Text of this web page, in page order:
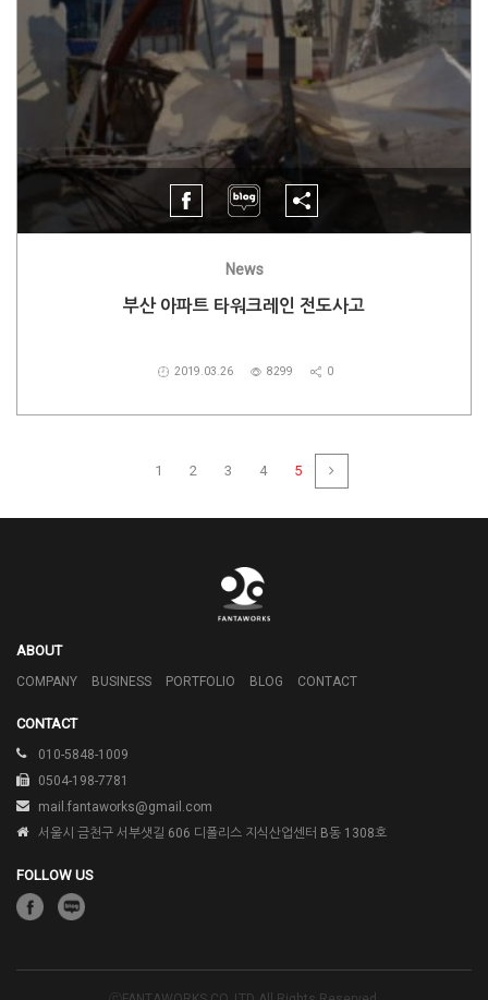
News
부산 아파트 타워크레인 전도사고
2019.03.26 8299 0
1 2 3 4 5
ABOUT
COMPANY BUSINESS PORTFOLIO BLOG CONTACT
CONTACT
010-5848-1009
0504-198-7781
mail.fantaworks@gmail.com
서울시 금천구 서부샛길 606 디폴리스 지식산업센터 B동 1308호
FOLLOW US